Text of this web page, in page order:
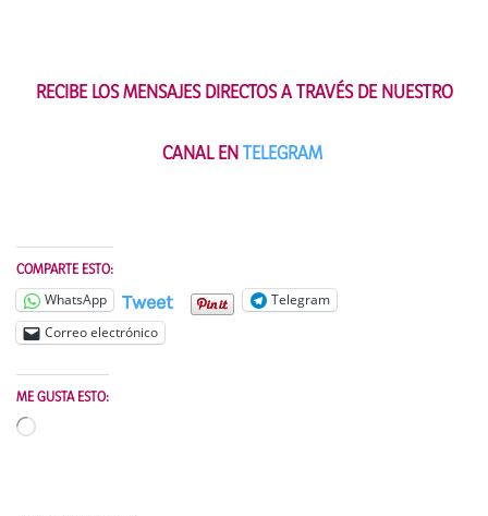
RECIBE LOS MENSAJES DIRECTOS A TRAVÉS DE NUESTRO
CANAL ENTELEGRAM
COMPARTE ESTO:
WhatsApp Tweet
Telegram
Correo electrónico
ME GUSTA ESTO:
Cargando...